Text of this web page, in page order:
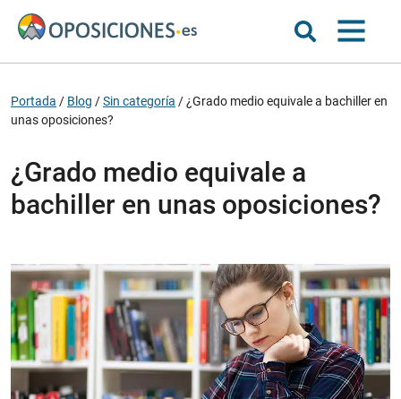
Portada / Blog /Sin categoría / ¿Grado medio equivale a bachiller en
unas oposiciones?
¿Grado medio equivale a
bachiller en unas oposiciones?